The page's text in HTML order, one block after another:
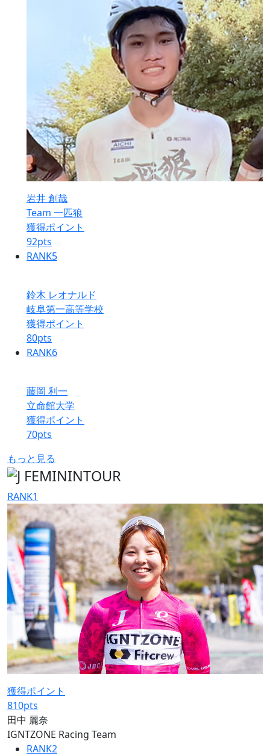
岩井 創哉
Team 一匹狼
獲得ポイント
92pts
RANK5
鈴木 レオナルド
岐阜第一高等学校
獲得ポイント
80pts
RANK6
藤岡 利一
立命館大学
獲得ポイント
70pts
もっと見る
RANK1
獲得ポイント
810pts
田中 麗奈
IGNTZONE Racing Team
RANK2